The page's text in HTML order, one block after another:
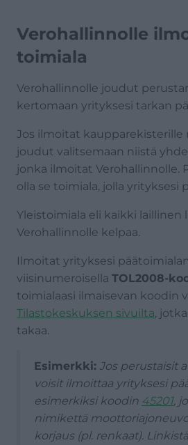
Verohallinnolle
toimiala
Verohallinnolle joudut
kertomaan yrityksesi tarkan
Jos ilmoitat kaupparekisterille
joudut valitsemaan niistä
jonka ilmoitat Verohallinnolle.
olla se toimiala, jolla yrityksesi
Yleistoimiala eli kaikki laillinen
Verohallinnolle kelpaa.
Ilmoitat yrityksesi
viisinumeroisella TOL2008-
toimialaasi ilmaisevan koodin
Tilastokeskuksen sivuilta ,
takaa.
Esimerkki: Jos perustaisit
voisit ilmoittaa yrityksesi
esimerkiksi koodin 45201,
nimikettä
korjaus (pl. renkaat).